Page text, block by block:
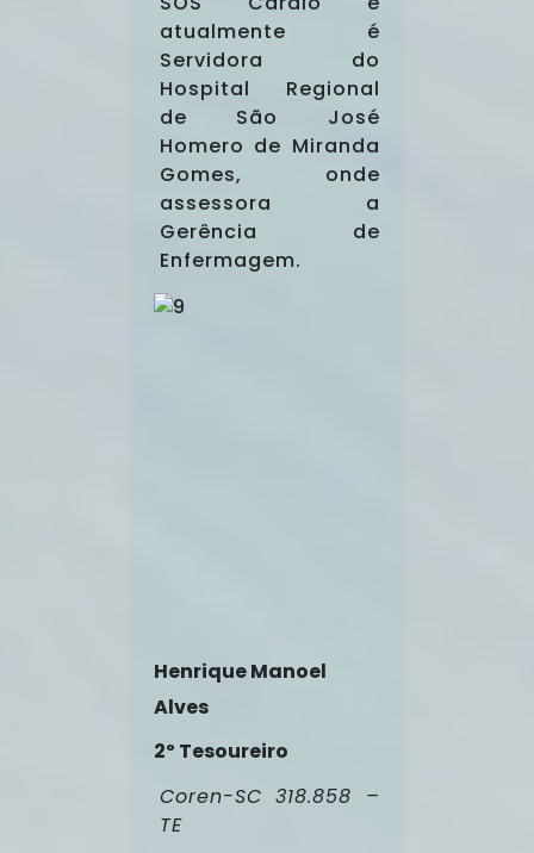
atualmente é
Servidora do
Hospital Regional
de São José
Homero de Miranda
Gomes, onde
assessora a
Gerência de
Enfermagem.
Henrique Manoel
Alves
2º Tesoureiro
Coren-SC 318.858 –
TE